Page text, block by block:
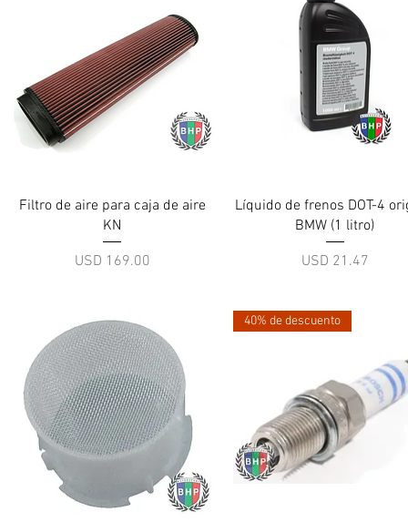
Vista rápida
Filtro de aire para caja de aire
KN
Precio
USD 169.00
Vista rápida
Líquido de frenos DOT-4
BMW (1 litro)
Precio
USD 21.47
40% de descuento